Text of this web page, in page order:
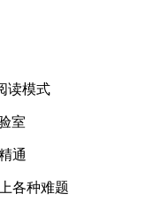
读模式
室
通
各种难题